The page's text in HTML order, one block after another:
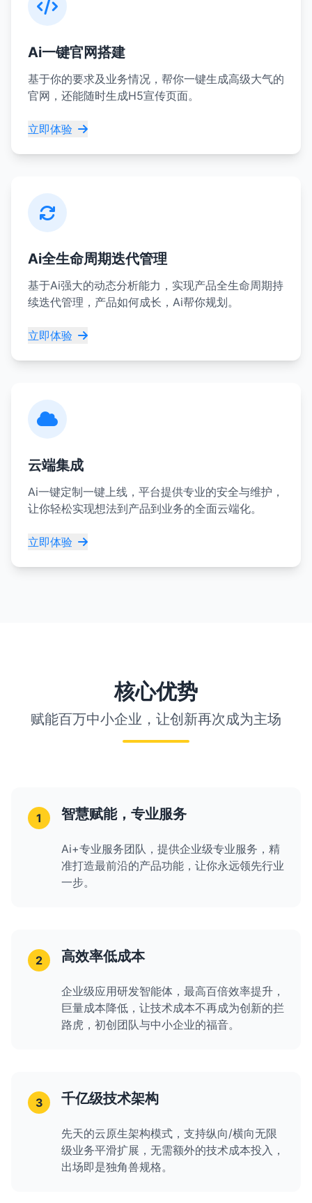
Ai一键官网搭建
基于你的要求及业务情况，帮你一键生成高级大气的
官网，还能随时生成H5宣传页面。
立即体验
Ai全生命周期迭代管理
基于Ai强大的动态分析能力，实现产品全生命周期持
续迭代管理，产品如何成长，Ai帮你规划。
立即体验
云端集成
Ai一键定制一键上线，平台提供专业的安全与维护，
让你轻松实现想法到产品到业务的全面云端化。
立即体验
核心优势
赋能百万中小企业，让创新再次成为主场
1 智慧赋能，专业服务
Ai+专业服务团队，提供企业级专业服务，精
准打造最前沿的产品功能，让你永远领先行业
一步。
2 高效率低成本
企业级应用研发智能体，最高百倍效率提升，
巨量成本降低，让技术成本不再成为创新的拦
路虎，初创团队与中小企业的福音。
3 千亿级技术架构
先天的云原生架构模式，支持纵向/横向无限
级业务平滑扩展，无需额外的技术成本投入，
出场即是独角兽规格。